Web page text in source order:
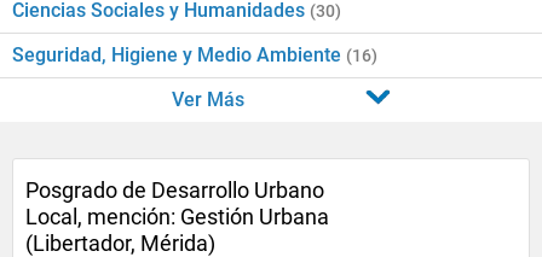
Ciencias Sociales y Humanidades (30)
Seguridad, Higiene y Medio Ambiente (16)
Ver Más
Posgrado de Desarrollo Urbano
Local, mención: Gestión Urbana
(Libertador, Mérida)